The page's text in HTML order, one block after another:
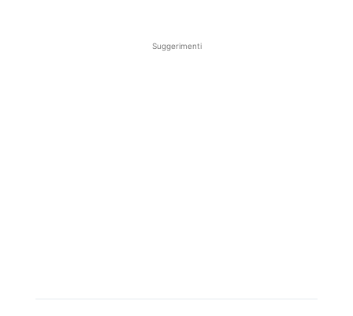
Suggerimenti